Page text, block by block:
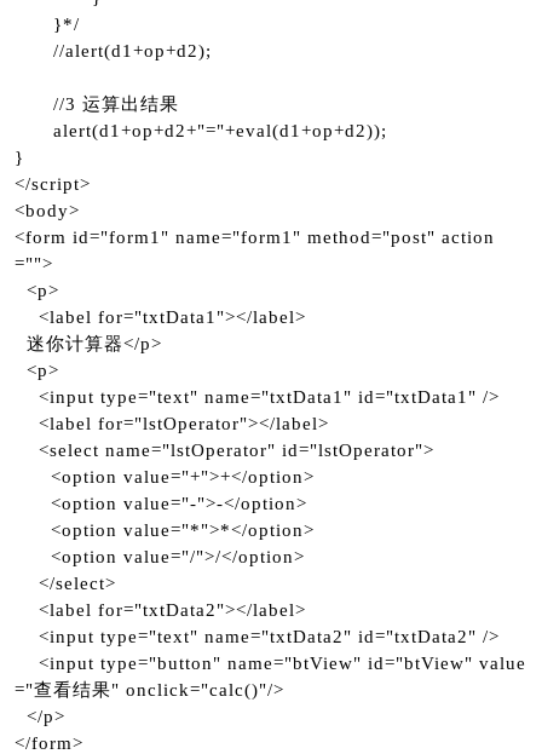
}*/
//alert(d1+op+d2);
//3 运算出结果
alert(d1+op+d2+"="+eval(d1+op+d2));
}
</script>
<body>
<form id="form1" name="form1" method="post" action
="">
<p>
<label for="txtData1"></label>
迷你计算器</p>
<p>
<input type="text" name="txtData1" id="txtData1" />
<label for="lstOperator"></label>
<select name="lstOperator" id="lstOperator">
<option value="+">+</option>
<option value="-">-</option>
<option value="*">*</option>
<option value="/">/</option>
</select>
<label for="txtData2"></label>
<input type="text" name="txtData2" id="txtData2" />
<input type="button" name="btView" id="btView" value
="查看结果" onclick="calc()"/>
</p>
</form>